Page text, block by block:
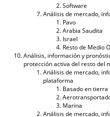
Software
Análisis de mercado,
Pavo
Arabia Saudita
Israel
Resto de Medio
Análisis, información y
protección activa del resto del
Análisis de mercado,
plataforma
Basado en tierra
Marina
Análisis de mercado,